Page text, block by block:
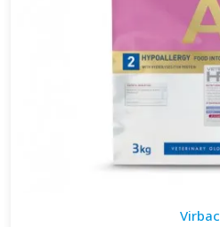
Virbac